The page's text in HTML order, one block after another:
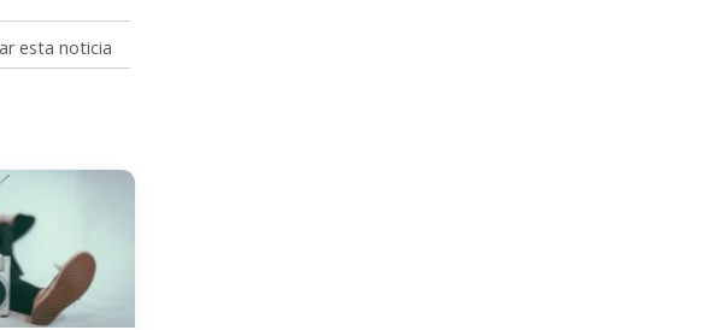
esta noticia